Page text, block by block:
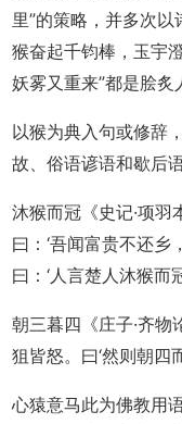
里”的策略，并多次
猴奋起千钧棒，玉宇
妖雾又重来”都是脍炙
以猴为典入句或修辞
故、俗语谚语和歇后
沐猴而冠《史记·项羽
曰：‘吾闻富贵不还乡
曰：‘人言楚人沐猴而
朝三暮四《庄子·齐物
狙皆怒。曰‘然则朝四
心猿意马此为佛教用